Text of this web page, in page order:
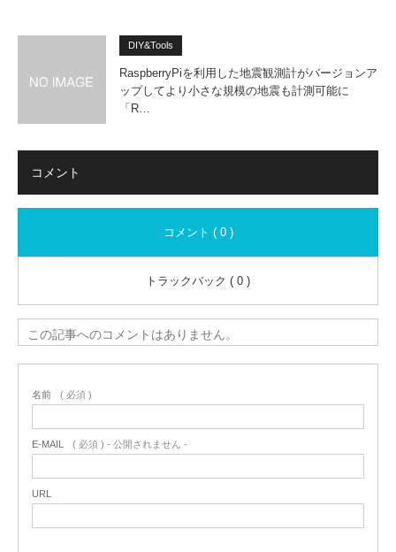
DIY&Tools
RaspberryPiを利用した地震観測計がバージョンア
ップしてより小さな規模の地震も計測可能に
「R…
コメント
コメント ( 0 )
トラックバック ( 0 )
この記事へのコメントはありません。
名前 ( 必須 )
E-MAIL ( 必須 ) - 公開されません -
URL